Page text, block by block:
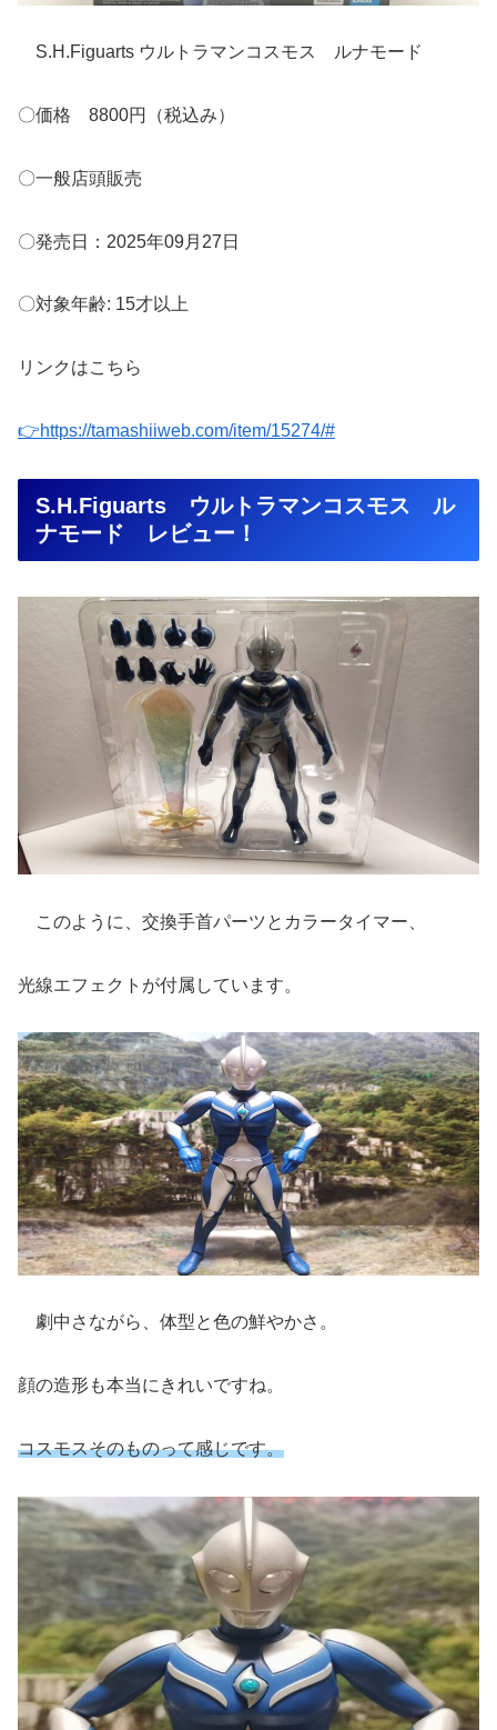
S.H.Figuarts ウルトラマンコスモス ルナモード
〇価格 8800円（税込み）
〇一般店頭販売
〇発売日：2025年09月27日
〇対象年齢: 15才以上
リンクはこちら
👉https://tamashiiweb.com/item/15274/#
S.H.Figuarts ウルトラマンコスモス ル
ナモード レビュー！
このように、交換手首パーツとカラータイマー、
光線エフェクトが付属しています。
劇中さながら、体型と色の鮮やかさ。
顔の造形も本当にきれいですね。
コスモスそのものって感じです。